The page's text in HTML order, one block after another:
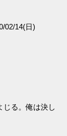
02/14(日)
る。俺は決し